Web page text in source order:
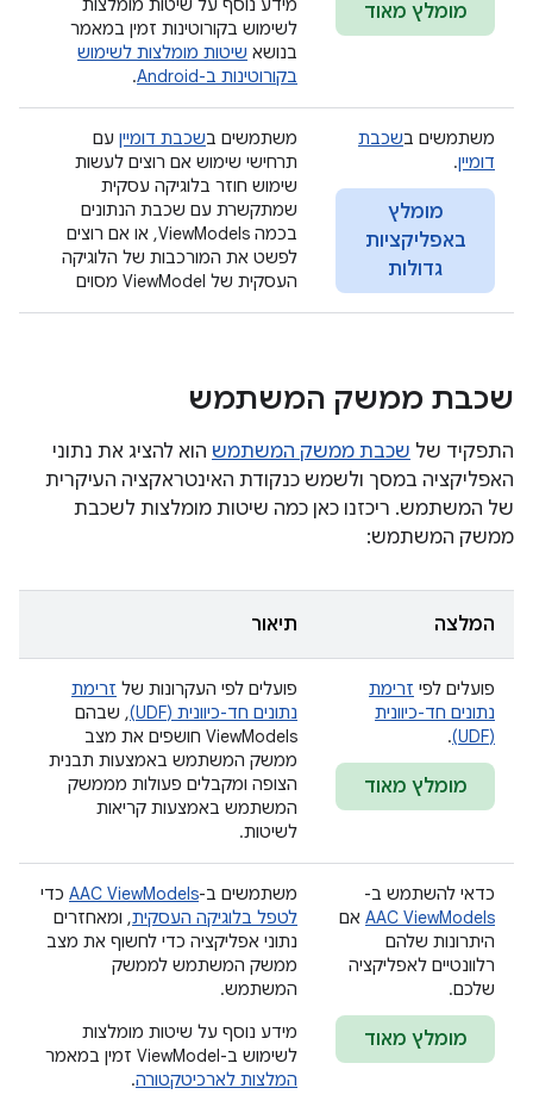
מומלץ מאוד
מידע נוסף על שיטות מומלצות
לשימוש בקורוטינות זמין במאמר
בנושא שיטות מומלצות לשימוש
בקורוטינות ב-Android
.
משתמשים בשכבת
דומיין.
מומלץ
באפליקציות
גדולות
משתמשים בשכבת דומיין עם
תרחישי שימוש אם רוצים לעשות
שימוש חוזר בלוגיקה עסקית
שמתקשרת עם שכבת הנתונים
בכמה ViewModels, או אם רוצים
לפשט את המורכבות של הלוגיקה
העסקית של ViewModel מסוים
שכבת ממשק המשתמש
התפקיד של שכבת ממשק המשתמש הוא להציג את נתוני
האפליקציה במסך ולשמש כנקודת האינטראקציה העיקרית
של המשתמש. ריכזנו כאן כמה שיטות מומלצות לשכבת
ממשק המשתמש:
המלצה תיאור
פועלים לפי זרימת
נתונים חד-כיוונית
(UDF)
.
מומלץ מאוד
פועלים לפי העקרונות של זרימת
נתונים חד-כיוונית (UDF)
, שבהם
ViewModels חושפים את מצב
ממשק המשתמש באמצעות תבנית
הצופה ומקבלים פעולות מממשק
המשתמש באמצעות קריאות
לשיטות.
כדאי להשתמש ב-
AAC ViewModels אם
היתרונות שלהם
רלוונטיים לאפליקציה
שלכם.
מומלץ מאוד
משתמשים ב-AAC ViewModels כדי
לטפל בלוגיקה העסקית, ומאחזרים
נתוני אפליקציה כדי לחשוף את מצב
ממשק המשתמש לממשק
המשתמש.
מידע נוסף על שיטות מומלצות
לשימוש ב-ViewModel זמין במאמר
המלצות לארכיטקטורה.